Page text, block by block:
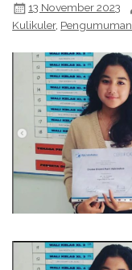
13 November 2023
Kulikuler, Pengumuman